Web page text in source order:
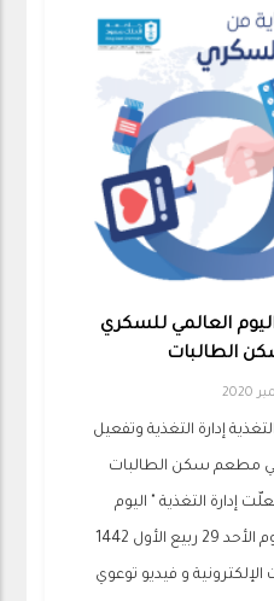
العالمي للسكري
الطالبات
إدارة التغذية وتفعيل
في مطعم سكن الطالبات
إدارة التغذية " اليوم
العالمي للسكري " وذلك يوم الأحد 29 ربيع الأول 1442
و فيديو توعوي